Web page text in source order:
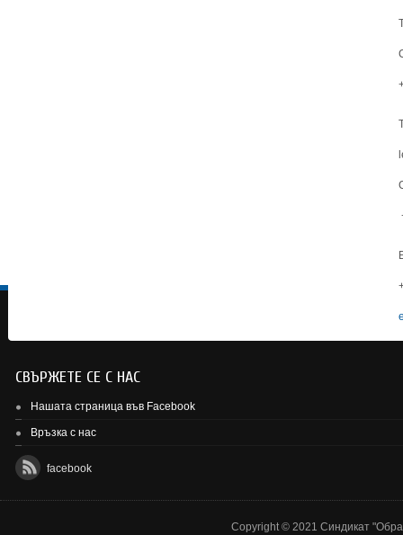
СВЪРЖЕТЕ СЕ С НАС
Нашата страница във Facebook
Връзка с нас
facebook
Copyright © 2021 Синдикат